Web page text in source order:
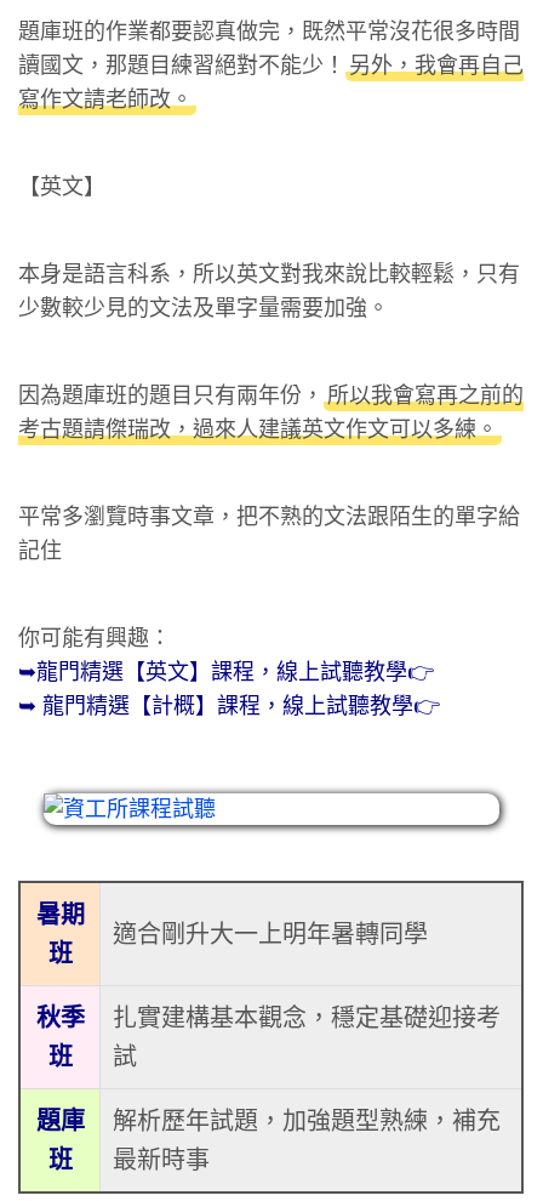
題庫班的作業都要認真做完，既然平常沒花很多時間
讀國文，那題目練習絕對不能少！ 另外，我會再自己
寫作文請老師改。
【英文】
本身是語言科系，所以英文對我來說比較輕鬆，只有
少數較少見的文法及單字量需要加強。
因為題庫班的題目只有兩年份， 所以我會寫再之前的
考古題請傑瑞改，過來人建議英文作文可以多練。
平常多瀏覽時事文章，把不熟的文法跟陌生的單字給
記住
你可能有興趣：
➥龍門精選【英文】課程，線上試聽教學👉
➥ 龍門精選【計概】課程，線上試聽教學👉
暑期
班
適合剛升大一上明年暑轉同學
秋季
班
扎實建構基本觀念，穩定基礎迎接考
試
題庫
班
解析歷年試題，加強題型熟練，補充
最新時事